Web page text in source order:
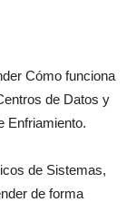
Cómo funciona
de Datos y
Enfriamiento.
de Sistemas,
de forma